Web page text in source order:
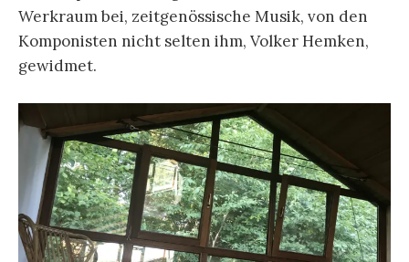
Werkraum bei, zeitgenössische Musik, von den
Komponisten nicht selten ihm, Volker Hemken,
gewidmet.